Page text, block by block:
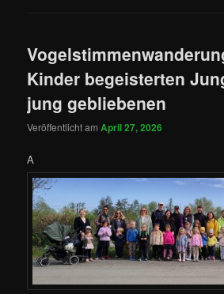
Kinder begeisterten
jung gebliebenen
Veröffentlicht amApril 27, 2026
A